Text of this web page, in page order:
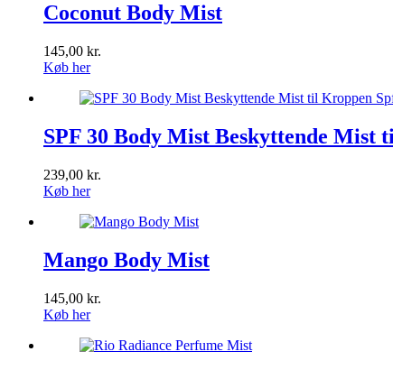
Coconut Body Mist
145,00 kr.
Køb her
SPF 30 Body Mist Beskyttende Mist
239,00 kr.
Køb her
Mango Body Mist
145,00 kr.
Køb her